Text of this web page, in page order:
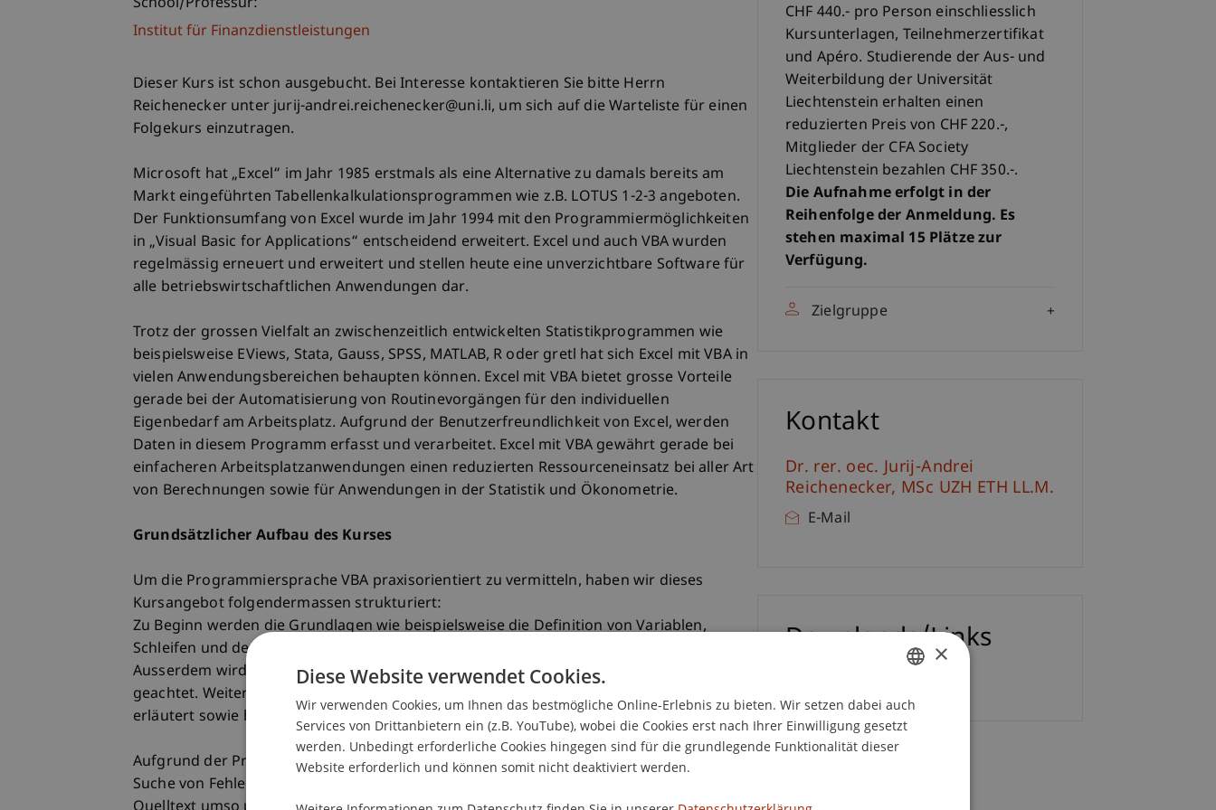
School/Professur:
Institut für Finanzdienstleistungen
Dieser Kurs ist schon ausgebucht. Bei Interesse kontaktieren Sie bitte Herrn
Reichenecker unter jurij-andrei.reichenecker@uni.li, um sich auf die Warteliste für einen
Folgekurs einzutragen.
Microsoft hat „Excel“ im Jahr 1985 erstmals als eine Alternative zu damals bereits am
Markt eingeführten Tabellenkalkulationsprogrammen wie z.B. LOTUS 1-2-3 angeboten.
Der Funktionsumfang von Excel wurde im Jahr 1994 mit den Programmiermöglichkeiten
in „Visual Basic for Applications“ entscheidend erweitert. Excel und auch VBA wurden
regelmässig erneuert und erweitert und stellen heute eine unverzichtbare Software für
alle betriebswirtschaftlichen Anwendungen dar.
Trotz der grossen Vielfalt an zwischenzeitlich entwickelten Statistikprogrammen wie
beispielsweise EViews, Stata, Gauss, SPSS, MATLAB, R oder gretl hat sich Excel mit VBA in
vielen Anwendungsbereichen behaupten können. Excel mit VBA bietet grosse Vorteile
gerade bei der Automatisierung von Routinevorgängen für den individuellen
Eigenbedarf am Arbeitsplatz. Aufgrund der Benutzerfreundlichkeit von Excel, werden
Daten in diesem Programm erfasst und verarbeitet. Excel mit VBA gewährt gerade bei
einfacheren Arbeitsplatzanwendungen einen reduzierten Ressourceneinsatz bei aller Art
von Berechnungen sowie für Anwendungen in der Statistik und Ökonometrie.
Grundsätzlicher Aufbau des Kurses
Um die Programmiersprache VBA praxisorientiert zu vermitteln, haben wir dieses
Kursangebot folgendermassen strukturiert:
Zu Beginn werden die Grundlagen wie beispielsweise die Definition von Variablen,
Schleifen und der Entwurf von Nachrichtenfenstern besprochen und eingeübt.
Ausserdem wird stark auf die intuitive Nutzung und Herleitung von VBA-Befehlen
geachtet. Weiters werden die Manipulation von Grafiken durch eine VBA-Routine
erläutert sowie häufige Fehlerquellen diskutiert.
Aufgrund der Praxisnähe legt der Kurs einen besonderen Fokus auf Struktur und die
Suche von Fehlern innerhalb einer VBA-Routine. Dies hat den Hintergrund, dass der
CHF 440.- pro Person einschliesslich
Kursunterlagen, Teilnehmerzertifikat
und Apéro. Studierende der Aus- und
Weiterbildung der Universität
Liechtenstein erhalten einen
reduzierten Preis von CHF 220.-,
Mitglieder der CFA Society
Liechtenstein bezahlen CHF 350.-.
Die Aufnahme erfolgt in der
Reihenfolge der Anmeldung. Es
stehen maximal 15 Plätze zur
Verfügung.
Zielgruppe
Kontakt
Dr. rer. oec. Jurij-Andrei
Reichenecker MSc UZH ETH LL.M.
E-Mail
Downloads/Links
GERMAN
ENGLISH
×
Diese Website verwendet Cookies.
Wir verwenden Cookies, um Ihnen das bestmögliche Online-Erlebnis zu bieten. Wir setzen dabei auch
Services von Drittanbietern ein (z.B. YouTube), wobei die Cookies erst nach Ihrer Einwilligung gesetzt
werden. Unbedingt erforderliche Cookies hingegen sind für die grundlegende Funktionalität dieser
Website erforderlich und können somit nicht deaktiviert werden.